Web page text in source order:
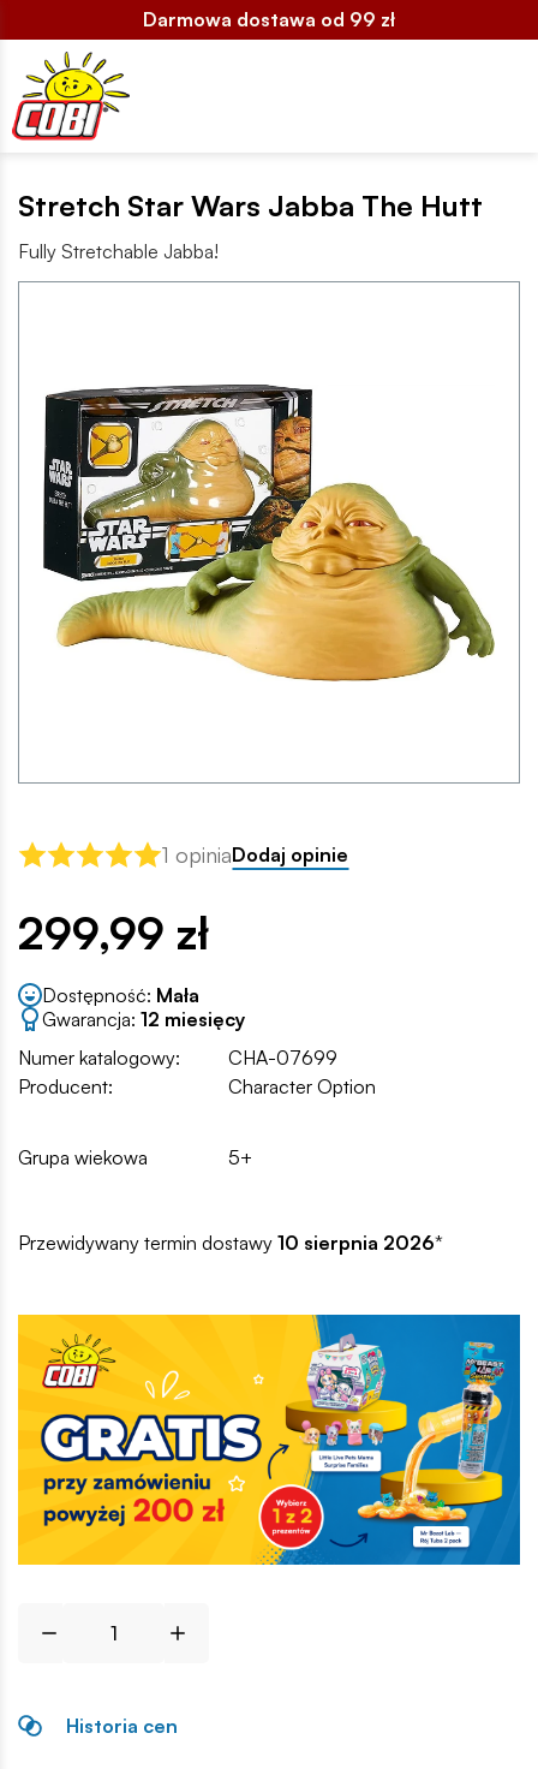
Darmowa dostawa od 99 zł
Stretch Star Wars Jabba The Hutt
Fully Stretchable Jabba!
1 opiniaDodaj opinie
299,99 zł
Dostępność: Mała
Gwarancja: 12 miesięcy
Numer katalogowy:
CHA-07699
Producent:
Character Option
Grupa wiekowa 5+
Przewidywany termin dostawy 10 sierpnia 2026*
Historia cen